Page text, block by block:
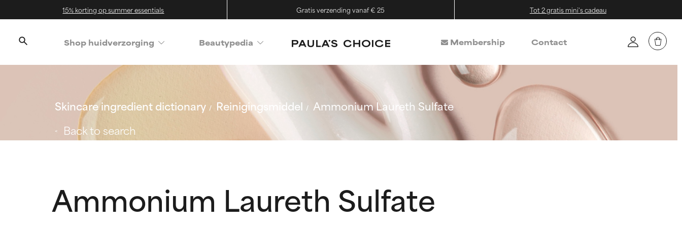
15% korting op summer essentials Gratis verzending vanaf € 25 Tot 2 gratis mini's cadeau
Shop huidverzorging Beautypedia Membership Contact
Skincare ingredient dictionary Reinigingsmiddel
Ammonium Laureth Sulfate
Back to search
Ammonium Laureth Sulfate